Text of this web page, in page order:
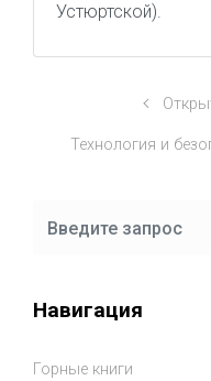
Устюртской).
Технология и
Навигация
Горные книги